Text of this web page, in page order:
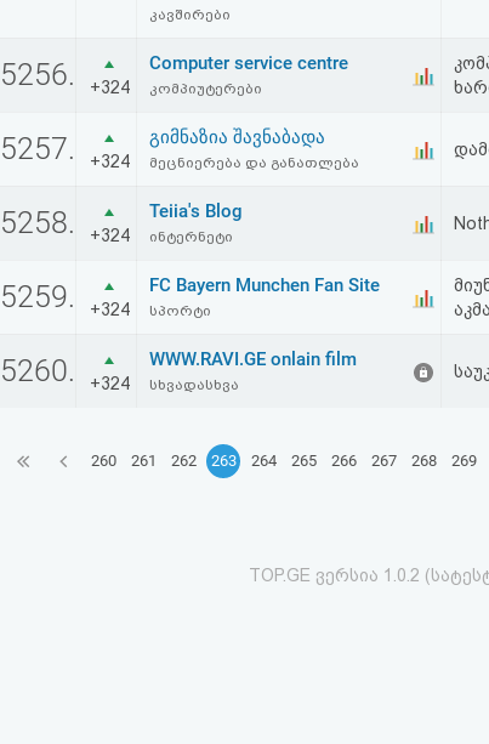
კავშირები
5256. +324
Computer service centre
კომპიუტერები
5257. +324
გიმნაზია შავნაბადა
მეცნიერება და განათლება
5258. +324
Teiia's Blog
ინტერნეტი
5259. +324
FC Bayern Munchen Fan Site
სპორტი
5260. +324
WWW.RAVI.GE onlain film
სხვადასხვა
260 261 262 263 264 265 266 267 268 269
TOP.GE ვერსია 1.0.2